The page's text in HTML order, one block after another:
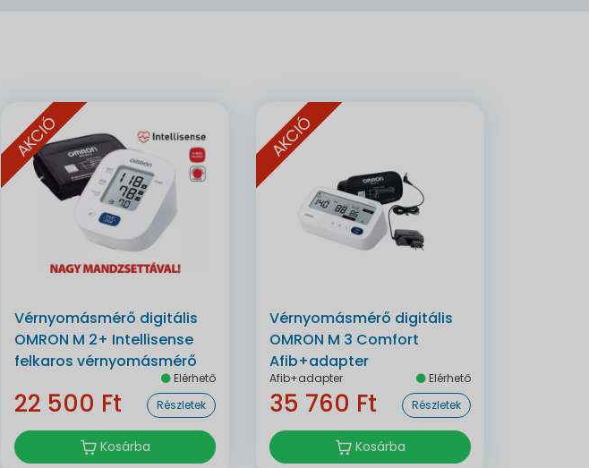
AKCIÓ
Vérnyomásmérő digitális
OMRON M 2+ Intellisense
felkaros vérnyomásmérő
Elérhető
22 500 Ft Részletek
Kosárba
AKCIÓ
Vérnyomásmérő digitális
OMRON M 3 Comfort
Afib+adapter
Afib+adapter Elérhető
35 760 Ft Részletek
Kosárba